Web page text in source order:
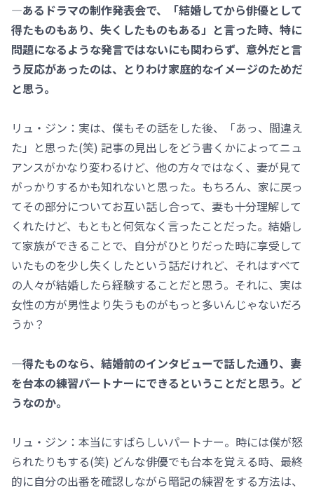
―あるドラマの制作発表会で、「結婚してから俳優として
得たものもあり、失くしたものもある」と言った時、特に
問題になるような発言ではないにも関わらず、意外だと言
う反応があったのは、とりわけ家庭的なイメージのためだ
と思う。
リュ・ジン：実は、僕もその話をした後、「あっ、間違え
た」と思った(笑) 記事の見出しをどう書くかによってニュ
アンスがかなり変わるけど、他の方々ではなく、妻が見て
がっかりするかも知れないと思った。もちろん、家に戻っ
てその部分についてお互い話し合って、妻も十分理解して
くれたけど、もともと何気なく言ったことだった。結婚し
て家族ができることで、自分がひとりだった時に享受して
いたものを少し失くしたという話だけれど、それはすべて
の人々が結婚したら経験することだと思う。それに、実は
女性の方が男性より失うものがもっと多いんじゃないだろ
うか？
―得たものなら、結婚前のインタビューで話した通り、妻
を台本の練習パートナーにできるということだと思う。ど
うなのか。
リュ・ジン：本当にすばらしいパートナー。時には僕が怒
られたりもする(笑) どんな俳優でも台本を覚える時、最終
的に自分の出番を確認しながら暗記の練習をする方法は、